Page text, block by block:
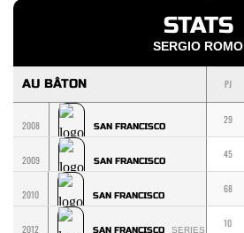
STATS
SERGIO ROMO
AU BÂTON PJ
2008 SAN FRANCISCO
29
2009 SAN FRANCISCO
45
2010 SAN FRANCISCO
68
2012 SAN FRANCISCO SERIES
10